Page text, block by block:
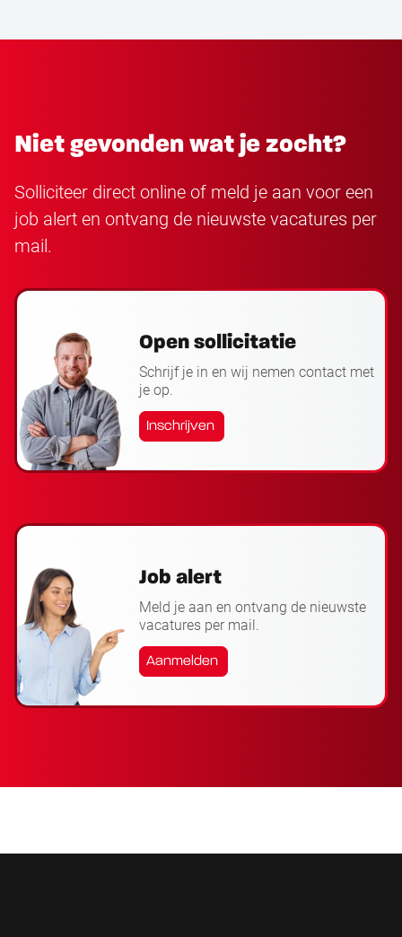
Niet gevonden wat je zocht?
Solliciteer direct online of meld je aan voor een
job alert en ontvang de nieuwste vacatures per
mail.
Open sollicitatie
Schrijf je in en wij nemen contact met
je op.
Inschrijven
Job alert
Meld je aan en ontvang de nieuwste
vacatures per mail.
Aanmelden